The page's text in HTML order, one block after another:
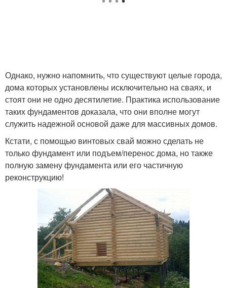
Однако, нужно напомнить, что существуют целые города,
дома которых установлены исключительно на сваях, и
стоят они не одно десятилетие. Практика использование
таких фундаментов доказала, что они вполне могут
служить надежной основой даже для массивных домов.
Кстати, с помощью винтовых свай можно сделать не
только фундамент или подъем/перенос дома, но также
полную замену фундамента или его частичную
реконструкцию!